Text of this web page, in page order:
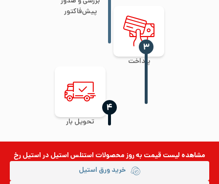
پیش‌فاکتور
پرداخت
‍۳
تحویل بار
‍۴
مشاهده لیست قیمت به روزمحصولات استنلس استیلدر استیل رخ
خرید ورق استیل